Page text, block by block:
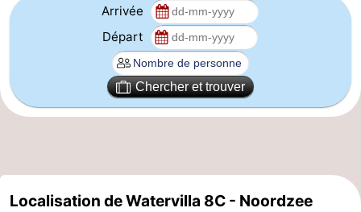
Médicales
Région
Walcheren
Domburg
-
Arrivée
Départ
Chercher et trouver
Localisation de Watervilla 8C - Noordzee